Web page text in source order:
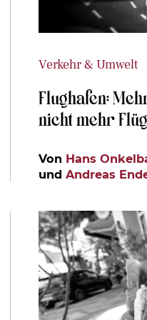
Verkehr & Umwelt
Flughafen:
nicht mehr
Von Hans
und Andreas